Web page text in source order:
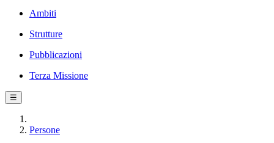
Ambiti
Strutture
Pubblicazioni
Terza Missione
☰
Persone